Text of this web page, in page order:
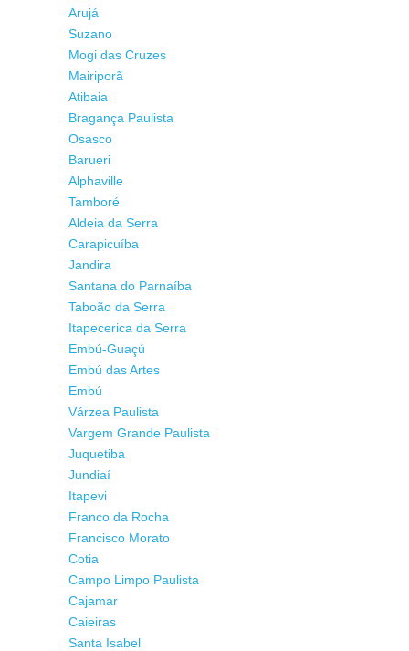
Arujá
Suzano
Mogi das Cruzes
Mairiporã
Atibaia
Bragança Paulista
Osasco
Barueri
Alphaville
Tamboré
Aldeia da Serra
Carapicuíba
Jandira
Santana do Parnaíba
Taboão da Serra
Itapecerica da Serra
Embú-Guaçú
Embú das Artes
Embú
Várzea Paulista
Vargem Grande Paulista
Juquetiba
Jundiaí
Itapevi
Franco da Rocha
Francisco Morato
Cotia
Campo Limpo Paulista
Cajamar
Caieiras
Santa Isabel